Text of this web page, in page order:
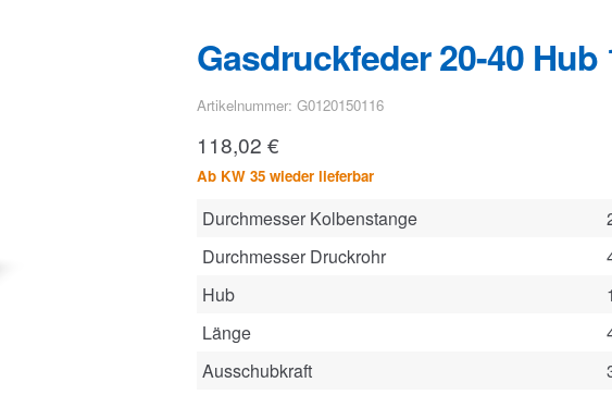
Gasdruckfeder 20-40 Hub
Artikelnummer: G0120150116
118,02 €
Ab KW 35 wieder lieferbar
Durchmesser Kolbenstange
Durchmesser Druckrohr
Hub
Länge
Ausschubkraft